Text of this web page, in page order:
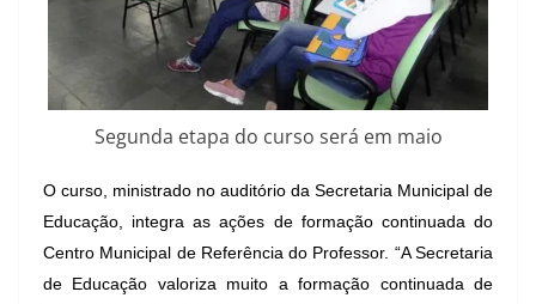
Segunda etapa do curso será em maio
O curso, ministrado no auditório da Secretaria Municipal de
Educação, integra as ações de formação continuada do
Centro Municipal de Referência do Professor. “A Secretaria
de Educação valoriza muito a formação continuada de